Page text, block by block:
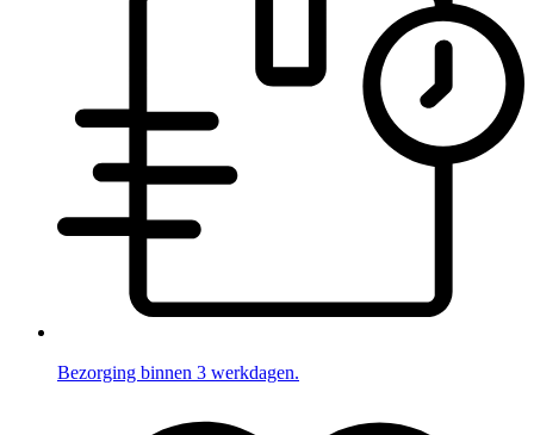
Bezorging binnen 3 werkdagen.